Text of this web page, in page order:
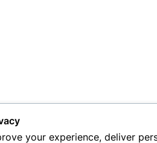
your experience, deliver